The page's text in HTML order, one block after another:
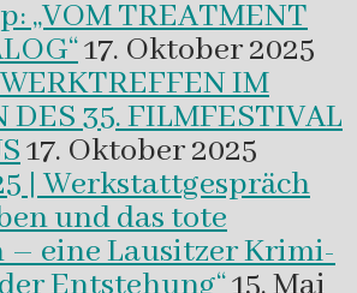
„VOM TREATMENT
17. Oktober 2025
IM
DES 35. FILMFESTIVAL
17. Oktober 2025
| Werkstattgespräch
und das tote
– eine Lausitzer Krimi-